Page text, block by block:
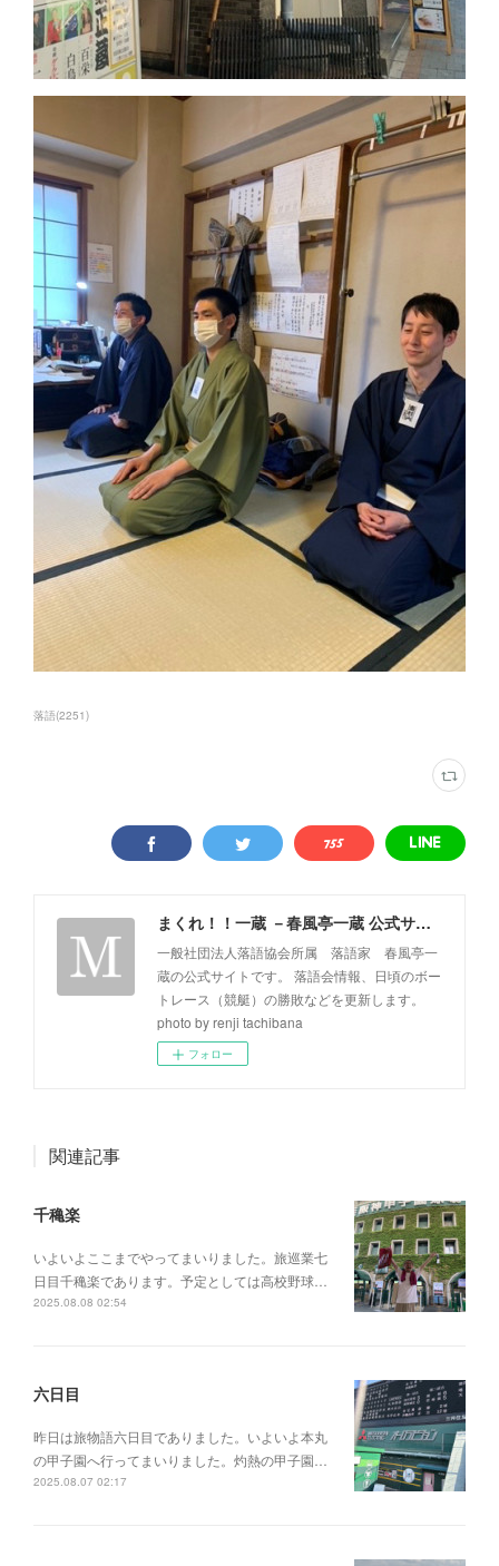
落語(2251)
まくれ！！一蔵 －春風亭一蔵 公式サイト－
一般社団法人落語協会所属 落語家 春風亭一
蔵の公式サイトです。 落語会情報、日頃のボー
トレース（競艇）の勝敗などを更新します。
photo by renji tachibana
フォロー
関連記事
千穐楽
いよいよここまでやってまいりました。旅巡業七
日目千穐楽であります。予定としては高校野球…
2025.08.08 02:54
六日目
昨日は旅物語六日目でありました。いよいよ本丸
の甲子園へ行ってまいりました。灼熱の甲子園…
2025.08.07 02:17